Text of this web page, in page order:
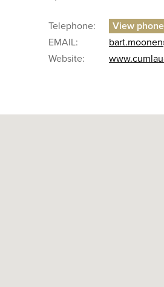
Telephone:
EMAIL:
Website: